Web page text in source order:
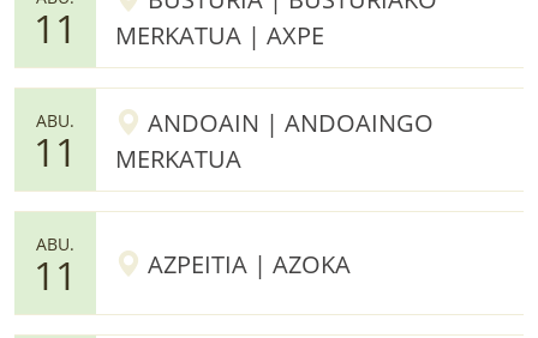
11
MERKATUA | AXPE
ABU.
11
ANDOAIN | ANDOAINGO
MERKATUA
ABU.
11 AZPEITIA | AZOKA